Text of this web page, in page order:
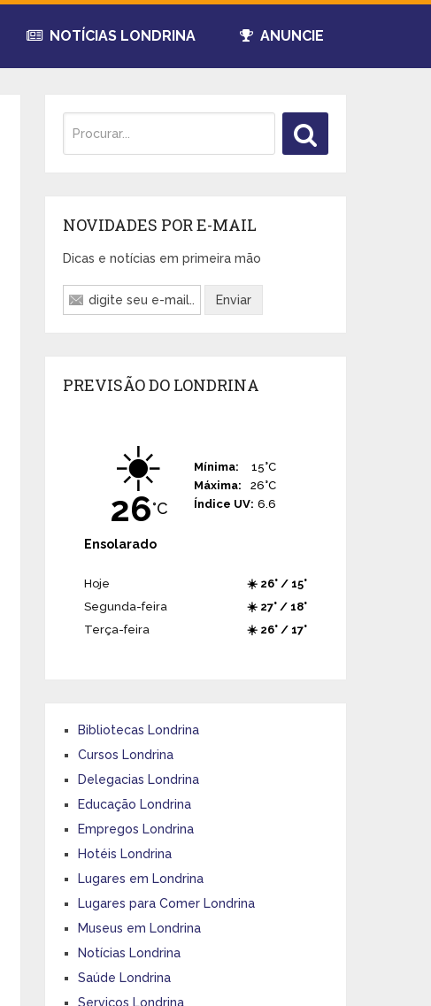
NOTÍCIAS LONDRINA ANUNCIE
NOVIDADES POR E-MAIL
Dicas e notícias em primeira mão
PREVISÃO DO LONDRINA
☀️
26°C
Mínima:
15°C
Máxima:
26°C
Índice UV: 6.6
Ensolarado
Hoje
☀️ 26° / 15°
Segunda-feira
☀️ 27° / 18°
Terça-feira
☀️ 26° / 17°
Bibliotecas Londrina
Cursos Londrina
Delegacias Londrina
Educação Londrina
Empregos Londrina
Hotéis Londrina
Lugares em Londrina
Lugares para Comer Londrina
Museus em Londrina
Notícias Londrina
Saúde Londrina
Serviços Londrina